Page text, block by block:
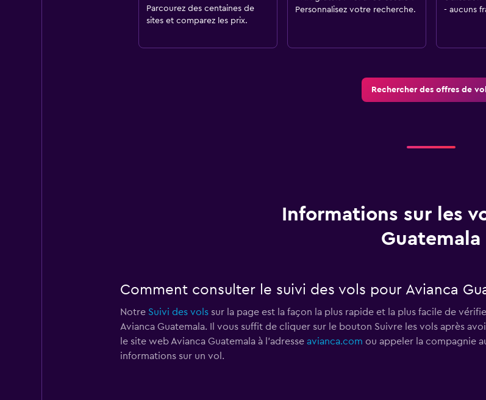
Parcourez des centaines de
sites et comparez les prix.
Personnalisez votre recherche.
- aucuns
Rechercher des offres de
Informations sur les
Guatemala
Comment consulter le suivi des vols pour Avianca
Notre Suivi des volssur la page est la façon la plus rapide et la plus facile de
Avianca Guatemala. Il vous suffit de cliquer sur le bouton Suivre les vols après
le site web Avianca Guatemala à l'adresse avianca.com ou appeler la compagnie
informations sur un vol.